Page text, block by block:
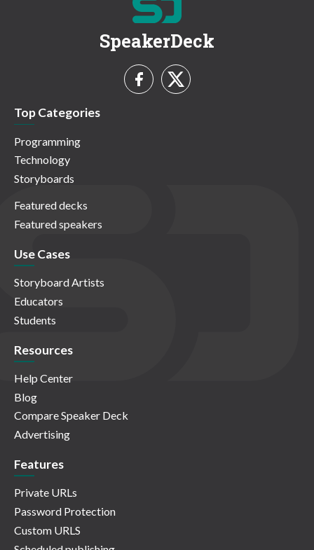
SpeakerDeck
Top Categories
Programming
Technology
Storyboards
Featured decks
Featured speakers
Use Cases
Storyboard Artists
Educators
Students
Resources
Help Center
Blog
Compare Speaker Deck
Advertising
Features
Private URLs
Password Protection
Custom URLS